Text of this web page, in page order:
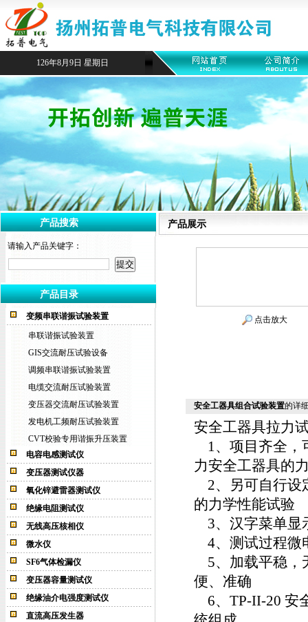
126年8月9日 星期日
产品搜索
请输入产品关键字：
产品目录
变频串联谐振试验装置
串联谐振试验装置
GIS交流耐压试验设备
调频串联谐振试验装置
电缆交流耐压试验装置
变压器交流耐压试验装置
发电机工频耐压试验装置
CVT校验专用谐振升压装置
电容电感测试仪
变压器测试仪器
氧化锌避雷器测试仪
绝缘电阻测试仪
无线高压核相仪
微水仪
SF6气体检漏仪
变压器容量测试仪
绝缘油介电强度测试仪
直流高压发生器
产品展示
点击放大
安全工器具组合试验装置的详
安全工器具拉力
1、项目齐全，
力安全工器具的
2、另可自行设
的力学性能试验
3、汉字菜单显
4、测试过程微
5、加载平稳，
便、准确
6、TP-II-20 安